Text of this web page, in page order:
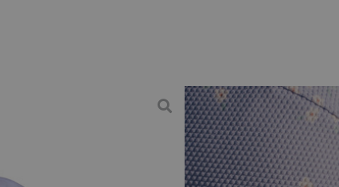
ήλιου Dreamy Lavender